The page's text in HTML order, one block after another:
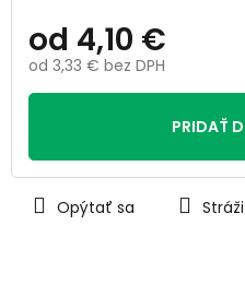
od 4,10 €
od 3,33 € bez DPH
Jednotková
PRIDAŤ
Opýtať sa